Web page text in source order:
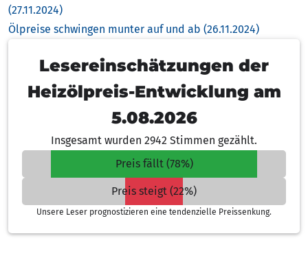
(27.11.2024)
Ölpreise schwingen munter auf und ab (26.11.2024)
Lesereinschätzungen der
Heizölpreis-Entwicklung am
5.08.2026
Insgesamt wurden 2942 Stimmen gezählt.
Preis fällt (78%)
Preis steigt (22%)
Unsere Leser prognostizieren eine tendenzielle Preissenkung.